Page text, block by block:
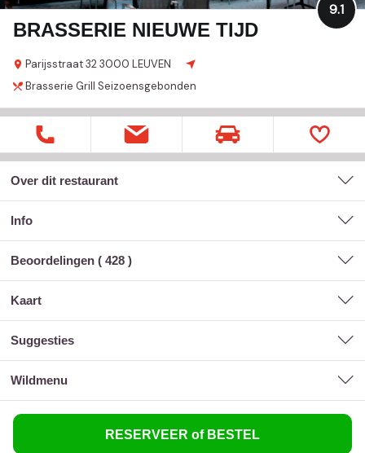
BRASSERIE NIEUWE TIJD
Parijsstraat 323000 LEUVEN
9.1
Brasserie Grill Seizoensgebonden
Over dit restaurant
Info
Beoordelingen ( 428 )
kaart
suggesties
wildmenu
RESERVEER of BESTEL